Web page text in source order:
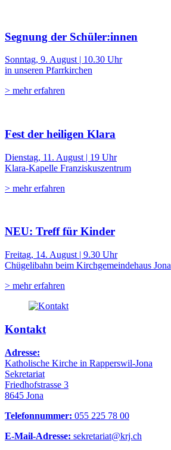
Segnung der Schüler:innen
Sonntag, 9. August | 10.30 Uhr
in unseren Pfarrkirchen
> mehr erfahren
Fest der heiligen Klara
Dienstag, 11. August | 19 Uhr
Klara-Kapelle Franziskuszentrum
> mehr erfahren
NEU: Treff für Kinder
Freitag, 14. August | 9.30 Uhr
Chügelibahn beim Kirchgemeindehaus Jona
> mehr erfahren
Kontakt
Adresse:
Katholische Kirche in Rapperswil-Jona
Sekretariat
Friedhofstrasse 3
8645 Jona
Telefonnummer: 055 225 78 00
E-Mail-Adresse: sekretariat@krj.ch